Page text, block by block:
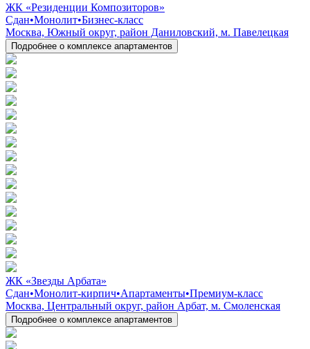
ЖК «Резиденции Композиторов»
Сдан•Монолит•Бизнес-класс
Москва, Южный округ, район Даниловский, м. Павелецкая
Подробнее о комплексе апартаментов
ЖК «Звезды Арбата»
Сдан•Монолит-кирпич•Апартаменты•Премиум-класс
Москва, Центральный округ, район Арбат, м. Смоленская
Подробнее о комплексе апартаментов